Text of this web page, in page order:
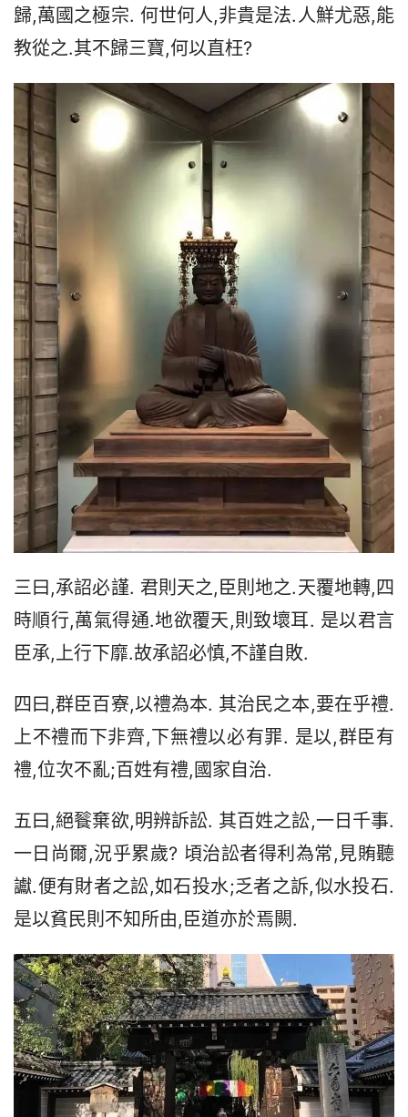
歸,萬國之極宗. 何世何人,非貴是法.人鮮尤惡,能
教從之.其不歸三寶,何以直枉?
三曰,承詔必謹. 君則天之,臣則地之.天覆地轉,四
時順行,萬氣得通.地欲覆天,則致壞耳. 是以君言
臣承,上行下靡.故承詔必慎,不謹自敗.
四曰,群臣百寮,以禮為本. 其治民之本,要在乎禮.
上不禮而下非齊,下無禮以必有罪. 是以,群臣有
禮,位次不亂;百姓有禮,國家自治.
五曰,絕餮棄欲,明辨訴訟. 其百姓之訟,一日千事.
一日尚爾,況乎累歲? 頃治訟者得利為常,見賄聽
讞.便有財者之訟,如石投水;乏者之訴,似水投石.
是以貧民則不知所由,臣道亦於焉闕.